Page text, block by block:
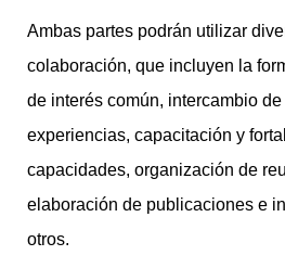
Ambas partes podrán utilizar
colaboración, que incluyen la
de interés común, intercambio
experiencias, capacitación y
capacidades, organización de
elaboración de publicaciones e
otros.